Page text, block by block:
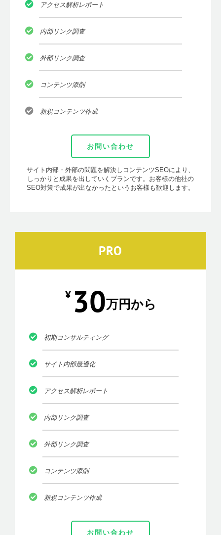
アクセス解析レポート
内部リンク調査
外部リンク調査
コンテンツ添削
新規コンテンツ作成
お問い合わせ
サイト内部・外部の問題を解決しコンテンツSEOにより、
しっかりと成果を出していくプランです。お客様の他社の
SEO対策で成果が出なかったというお客様も歓迎します。
PRO
¥ 30万円から
初期コンサルティング
サイト内部最適化
アクセス解析レポート
内部リンク調査
外部リンク調査
コンテンツ添削
新規コンテンツ作成
お問い合わせ